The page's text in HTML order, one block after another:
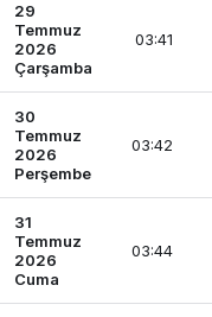
29
Temmuz
2026
Çarşamba
03:41
30
Temmuz
2026
Perşembe
03:42
31
Temmuz
2026
Cuma
03:44